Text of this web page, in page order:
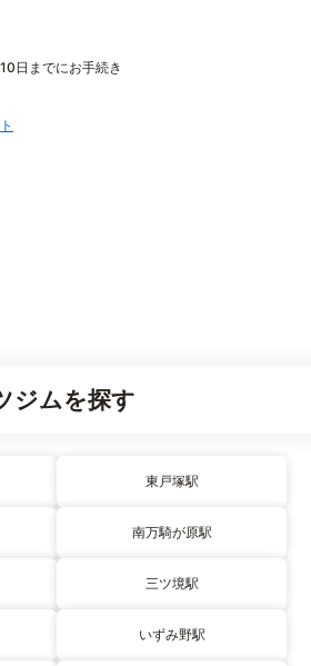
日までにお手続き
ジムを探す
東戸塚駅
南万騎が原駅
三ツ境駅
いずみ野駅